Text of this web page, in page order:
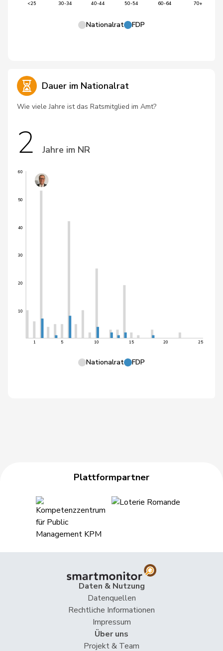
<25 30-34 40-44 50-54 60-64 70+
Nationalrat FDP
Dauer im Nationalrat
Wie viele Jahre ist das Ratsmitglied im Amt?
2 Jahre im NR
10
20
30
40
50
60
1 5 10 15 20 25
Nationalrat FDP
Plattformpartner
Daten & Nutzung
Datenquellen
Rechtliche Informationen
Impressum
Über uns
Projekt & Team